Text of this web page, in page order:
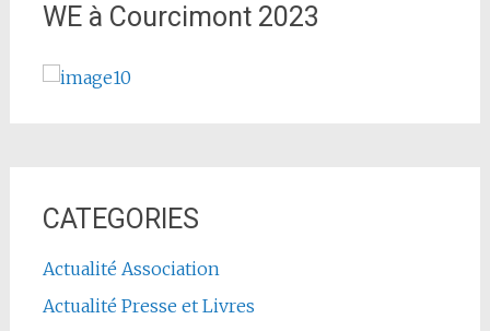
WE à Courcimont 2023
CATEGORIES
Actualité Association
Actualité Presse et Livres